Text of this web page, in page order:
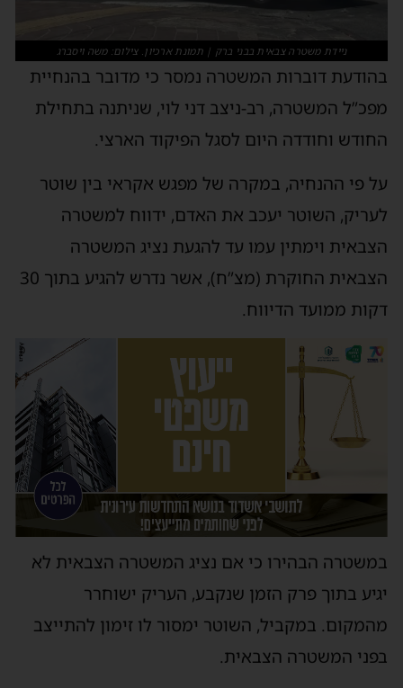
ניידת משטרה צבאית בבני ברק | תמונת ארכיון. צילום: משה ויסברג
בהודעת דוברות המשטרה נמסר כי מדובר בהנחיית
מפכ”ל המשטרה, רב-ניצב דני לוי, שניתנה בתחילת
החודש וחודדה היום לסגל הפיקוד הארצי.
על פי ההנחיה, במקרה של מפגש אקראי בין שוטר
לעריק, השוטר יעכב את האדם, ידווח למשטרה
הצבאית וימתין עמו עד להגעת נציג המשטרה
הצבאית החוקרת (מצ”ח), אשר נדרש להגיע בתוך 30
דקות ממועד הדיווח.
במשטרה הבהירו כי אם נציג המשטרה הצבאית לא
יגיע בתוך פרק הזמן שנקבע, העריק ישוחרר
מהמקום. במקביל, השוטר ימסור לו זימון להתייצב
בפני המשטרה הצבאית.